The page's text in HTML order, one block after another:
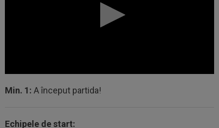
Min. 1: A început partida!
Echipele de start: